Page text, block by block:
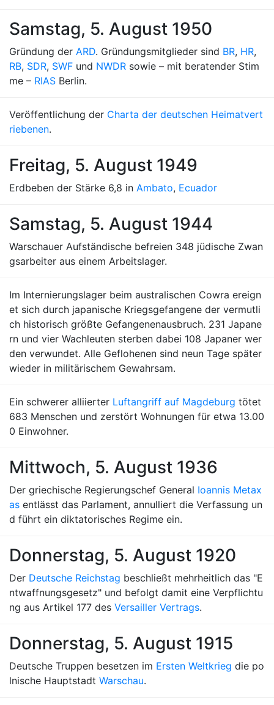
Samstag, 5. August 1950
Gründung der ARD. Gründungsmitglieder sind BR, HR,
RB, SDR, SWF und NWDR sowie – mit beratender Stim
me – RIAS Berlin.
Veröffentlichung der Charta der deutschen Heimatvert
riebenen.
Freitag, 5. August 1949
Erdbeben der Stärke 6,8 in Ambato, Ecuador
Samstag, 5. August 1944
Warschauer Aufständische befreien 348 jüdische Zwan
gsarbeiter aus einem Arbeitslager.
Im Internierungslager beim australischen Cowra ereign
et sich durch japanische Kriegsgefangene der vermutli
ch historisch größte Gefangenenausbruch. 231 Japane
rn und vier Wachleuten sterben dabei 108 Japaner wer
den verwundet. Alle Geflohenen sind neun Tage später
wieder in militärischem Gewahrsam.
Ein schwerer alliierter Luftangriff auf Magdeburg tötet
683 Menschen und zerstört Wohnungen für etwa 13.00
0 Einwohner.
Mittwoch, 5. August 1936
Der griechische Regierungschef General Ioannis Metax
as entlässt das Parlament, annulliert die Verfassung un
d führt ein diktatorisches Regime ein.
Donnerstag, 5. August 1920
Der Deutsche Reichstag beschließt mehrheitlich das "E
ntwaffnungsgesetz" und befolgt damit eine Verpflichtu
ng aus Artikel 177 des Versailler Vertrags.
Donnerstag, 5. August 1915
Deutsche Truppen besetzen im Ersten Weltkrieg die po
lnische Hauptstadt Warschau.